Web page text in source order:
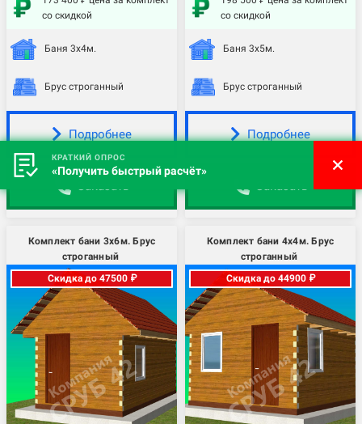
со скидкой
Баня 3х4м.
Брус строганный
Подробнее
Заказать
со скидкой
Баня 3х5м.
Брус строганный
Подробнее
Заказать
Комплект бани 3х6м. Брус
строганный
Скидка до 47500 ₽
Комплект бани 4х4м. Брус
строганный
Скидка до 44900 ₽
КРАТКИЙ ОПРОС
«Получить быстрый расчёт»